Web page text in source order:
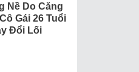
Nề Do Căng
Gái 26 Tuổi
Đổi Lối